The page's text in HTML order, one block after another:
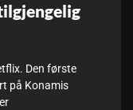
Den første
på Konamis